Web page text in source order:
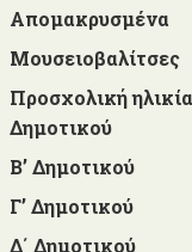
Απομακρυσμένα
Μουσειοβαλίτσες
Προσχολική
Δημοτικού
Β’ Δημοτικού
Γ’ Δημοτικού
Δ΄ Δημοτικού